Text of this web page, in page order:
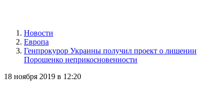
Новости
Европа
Генпрокурор Украины получил проект о лишении
Порошенко неприкосновенности
18 ноября 2019 в 12:20